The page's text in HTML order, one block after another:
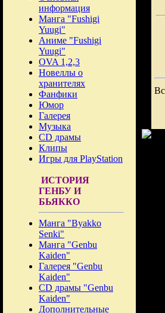
информация
Манга "Fushigi
Yuugi"
Аниме "Fushigi
Yuugi"
OVA 1,2,3
Новеллы о
хранителях
Фанфики
Юмор
Галерея
Музыка
CD драмы
Клипы
Игры для PlayStation
ИСТОРИЯ
ГЕНБУ И
БЬЯККО
Манга "Byakko
Senki"
Манга "Genbu
Kaiden"
Галерея "Genbu
Kaiden"
CD драмы "Genbu
Kaiden"
Дополнительные